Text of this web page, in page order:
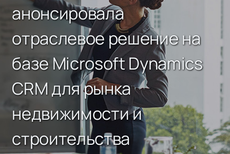
анонсировала
отраслевое решение на
базе Microsoft Dynamics
CRM для рынка
недвижимости и
строительства